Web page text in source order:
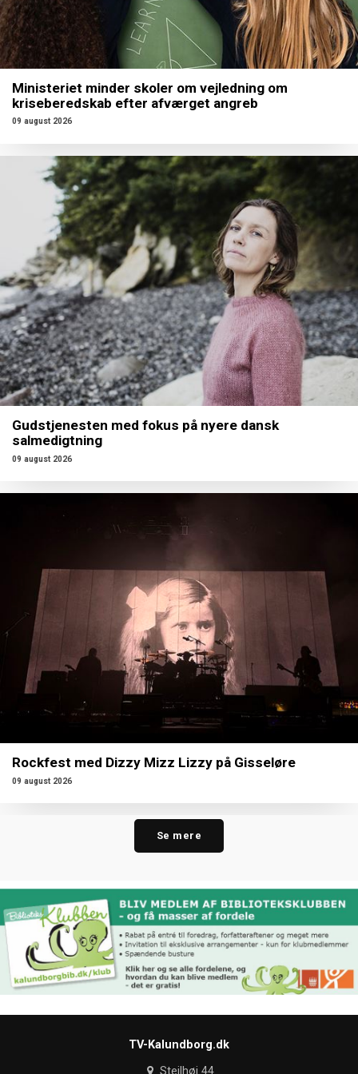
Ministeriet minder skoler om vejledning om
kriseberedskab efter afværget angreb
09 august 2026
Gudstjenesten med fokus på nyere dansk
salmedigtning
09 august 2026
Rockfest med Dizzy Mizz Lizzy på Gisseløre
09 august 2026
Se mere
TV-Kalundborg.dk